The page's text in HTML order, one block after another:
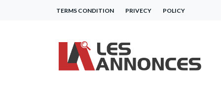
TERMS CONDITION PRIVECY POLICY